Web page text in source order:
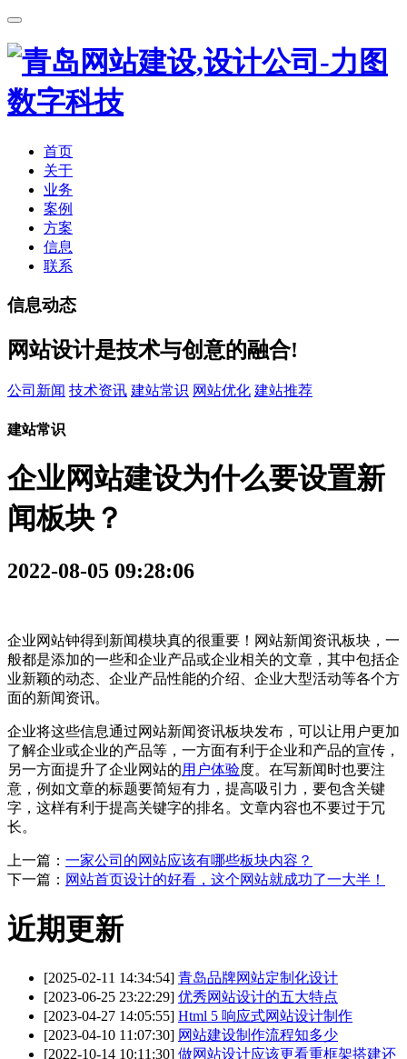
首页
关于
业务
案例
方案
信息
联系
信息动态
网站设计是技术与创意的融合!
公司新闻 技术资讯 建站常识 网站优化 建站推荐
建站常识
企业网站建设为什么要设置新
闻板块？
2022-08-05 09:28:06
企业网站钟得到新闻模块真的很重要！网站新闻资讯板块，一
般都是添加的一些和企业产品或企业相关的文章，其中包括企
业新颖的动态、企业产品性能的介绍、企业大型活动等各个方
面的新闻资讯。
企业将这些信息通过网站新闻资讯板块发布，可以让用户更加
了解企业或企业的产品等，一方面有利于企业和产品的宣传，
另一方面提升了企业网站的用户体验度。在写新闻时也要注
意，例如文章的标题要简短有力，提高吸引力，要包含关键
字，这样有利于提高关键字的排名。文章内容也不要过于冗
长。
上一篇： 一家公司的网站应该有哪些板块内容？
下一篇： 网站首页设计的好看，这个网站就成功了一大半！
近期更新
[2025-02-11 14:34:54] 青岛品牌网站定制化设计
[2023-06-25 23:22:29] 优秀网站设计的五大特点
[2023-04-27 14:05:55] Html 5 响应式网站设计制作
[2023-04-10 11:07:30] 网站建设制作流程知多少
[2022-10-14 10:11:30] 做网站设计应该更看重框架搭建还